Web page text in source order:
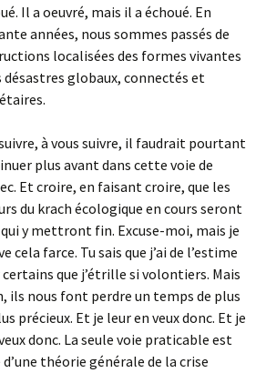
Il a oeuvré, mais il a échoué. En
années, nous sommes passés de
localisées des formes vivantes
désastres globaux, connectés et
à vous suivre, il faudrait pourtant
plus avant dans cette voie de
Et croire, en faisant croire, que les
du krach écologique en cours seront
qui y mettront fin. Excuse-moi, mais je
cela farce. Tu sais que j’ai de l’estime
que j’étrille si volontiers. Mais
ils nous font perdre un temps de plus
précieux. Et je leur en veux donc. Et je
donc. La seule voie praticable est
théorie générale de la crise